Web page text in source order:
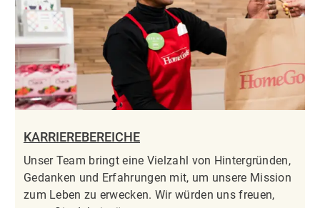
KARRIEREBEREICHE
Unser Team bringt eine Vielzahl von Hintergründen,
Gedanken und Erfahrungen mit, um unsere Mission
zum Leben zu erwecken. Wir würden uns freuen,